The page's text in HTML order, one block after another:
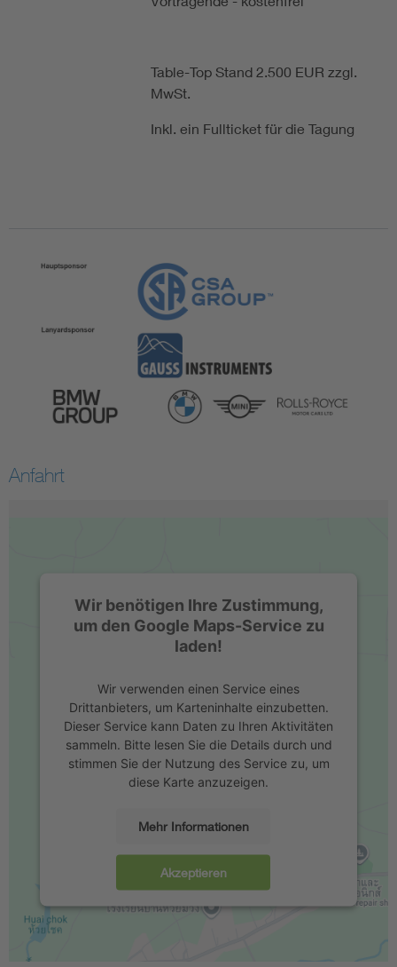
Table-Top Stand 2.500 EUR zzgl.
MwSt.
Inkl. ein Fullticket für die Tagung
Anfahrt
Wir benötigen Ihre Zustimmung,
um den Google Maps-Service zu
laden!
Wir verwenden einen Service eines
Drittanbieters, um Karteninhalte einzubetten.
Dieser Service kann Daten zu Ihren Aktivitäten
sammeln. Bitte lesen Sie die Details durch und
stimmen Sie der Nutzung des Service zu, um
diese Karte anzuzeigen.
Mehr Informationen
Akzeptieren